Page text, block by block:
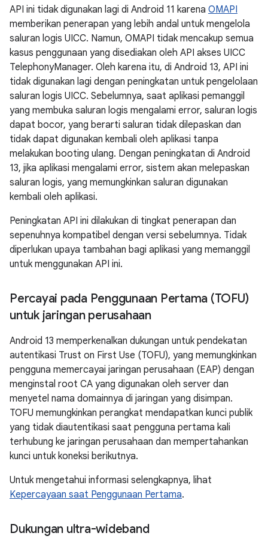
API ini tidak digunakan lagi di Android 11 karena OMAPI
memberikan penerapan yang lebih andal untuk mengelola
saluran logis UICC. Namun, OMAPI tidak mencakup semua
kasus penggunaan yang disediakan oleh API akses UICC
TelephonyManager. Oleh karena itu, di Android 13, API ini
tidak digunakan lagi dengan peningkatan untuk pengelolaan
saluran logis UICC. Sebelumnya, saat aplikasi pemanggil
yang membuka saluran logis mengalami error, saluran logis
dapat bocor, yang berarti saluran tidak dilepaskan dan
tidak dapat digunakan kembali oleh aplikasi tanpa
melakukan booting ulang. Dengan peningkatan di Android
13, jika aplikasi mengalami error, sistem akan melepaskan
saluran logis, yang memungkinkan saluran digunakan
kembali oleh aplikasi.
Peningkatan API ini dilakukan di tingkat penerapan dan
sepenuhnya kompatibel dengan versi sebelumnya. Tidak
diperlukan upaya tambahan bagi aplikasi yang memanggil
untuk menggunakan API ini.
Percayai pada Penggunaan Pertama (TOFU)
untuk jaringan perusahaan
Android 13 memperkenalkan dukungan untuk pendekatan
autentikasi Trust on First Use (TOFU), yang memungkinkan
pengguna memercayai jaringan perusahaan (EAP) dengan
menginstal root CA yang digunakan oleh server dan
menyetel nama domainnya di jaringan yang disimpan.
TOFU memungkinkan perangkat mendapatkan kunci publik
yang tidak diautentikasi saat pengguna pertama kali
terhubung ke jaringan perusahaan dan mempertahankan
kunci untuk koneksi berikutnya.
Untuk mengetahui informasi selengkapnya, lihat
Kepercayaan saat Penggunaan Pertama.
Dukungan ultra-wideband